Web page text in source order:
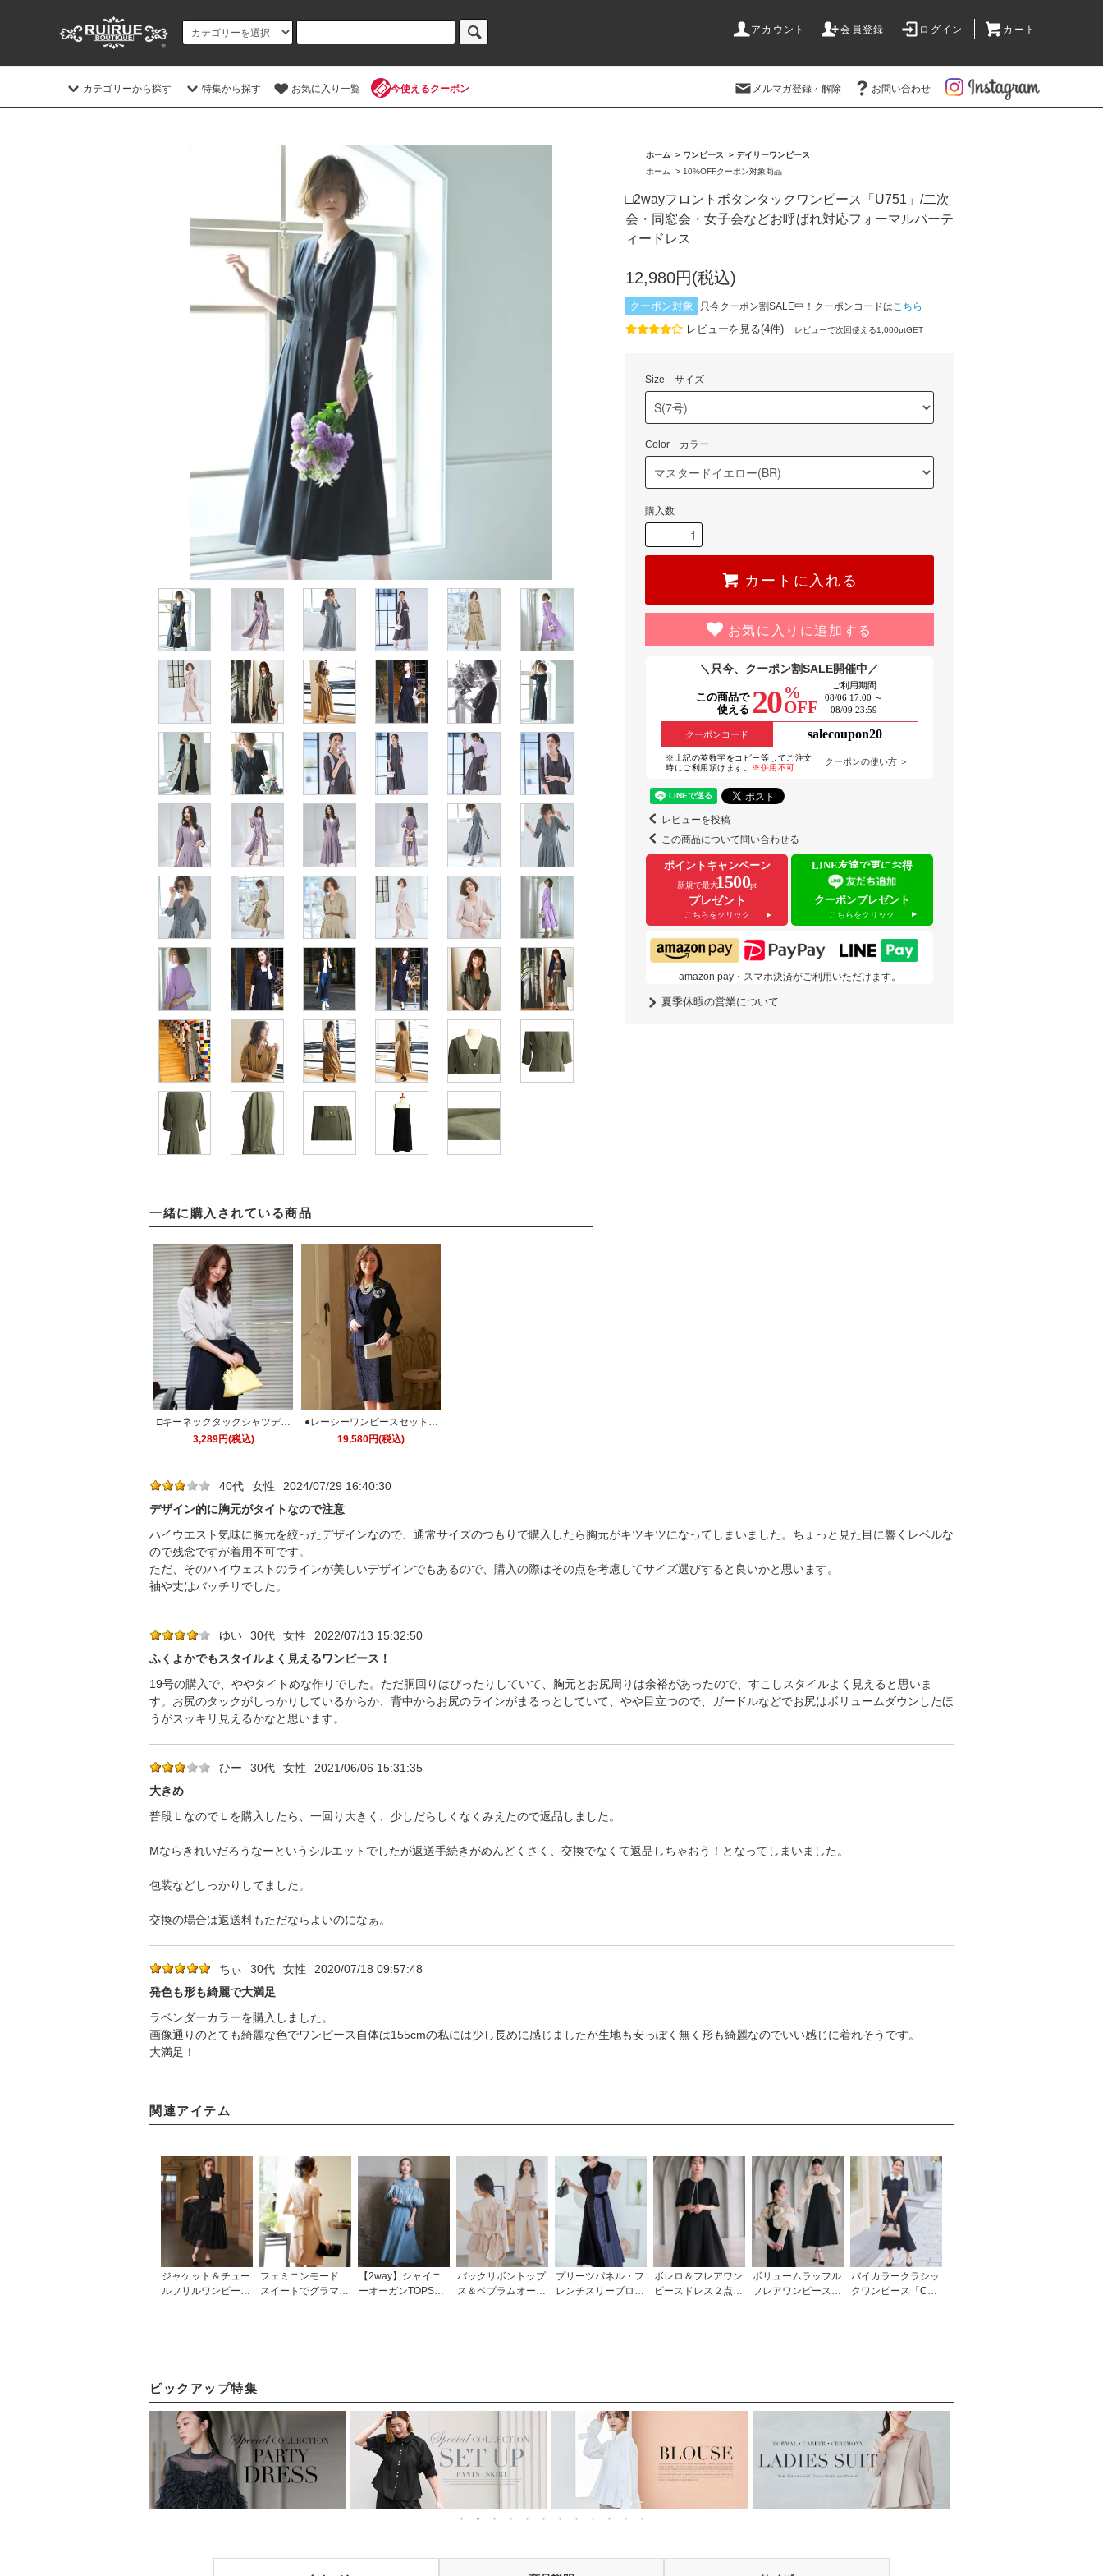
アカウント 会員登録 ログイン カート
カテゴリーから探す 特集から探す お気に入り一覧 今使えるクーポン メルマガ登録・解除 お問い合わせ
一緒に購入されている商品
□キーネックタックシャツデザ
イントップスブラウス「T74
3,289円(税込)
●レーシーワンピースセットア
ップスーツ「SU651」/セレモ
19,580円(税込)
ホーム > ワンピース > デイリーワンピース
ホーム
> 10%OFFクーポン対象商品
□2wayフロントボタンタックワンピース「U751」/二次
会・同窓会・女子会などお呼ばれ対応フォーマルパーテ
ィードレス
12,980円(税込)
クーポン対象 只今クーポン割SALE中！クーポンコードはこちら
レビューを見る(4件) レビューで次回使える1,000ptGET
Size サイズ
Color カラー
購入数
カートに入れる
お気に入りに追加する
＼只今、クーポン割SALE開催中／
この商品で
使える 20 %
OFF
ご利用期間
08/06 17:00 ～
08/09 23:59
クーポンコード salecoupon20
※上記の英数字をコピー等してご注文
時にご利用頂けます。 ※併用不可
クーポンの使い方 ＞
レビューを投稿
この商品について問い合わせる
ポイントキャンペーン
新規で最大1500pt
プレゼント
こちらをクリック
LINE友達で更にお得
クーポンプレゼント
こちらをクリック
amazon pay・スマホ決済がご利用いただけます。
夏季休暇の営業について
40代 女性
2024/07/29 16:40:30
デザイン的に胸元がタイトなので注意
ハイウエスト気味に胸元を絞ったデザインなので、通常サイズのつもりで購入したら胸元がキツキツになってしまいました。ちょっと見た目に響くレベルな
ので残念ですが着用不可です。
ただ、そのハイウェストのラインが美しいデザインでもあるので、購入の際はその点を考慮してサイズ選びすると良いかと思います。
袖や丈はバッチリでした。
ゆい 30代 女性
2022/07/13 15:32:50
ふくよかでもスタイルよく見えるワンピース！
19号の購入で、ややタイトめな作りでした。ただ胴回りはぴったりしていて、胸元とお尻周りは余裕があったので、すこしスタイルよく見えると思いま
す。お尻のタックがしっかりしているからか、背中からお尻のラインがまるっとしていて、やや目立つので、ガードルなどでお尻はボリュームダウンしたほ
うがスッキリ見えるかなと思います。
ひー 30代 女性
2021/06/06 15:31:35
大きめ
普段ＬなのでＬを購入したら、一回り大きく、少しだらしくなくみえたので返品しました。
Mならきれいだろうなーというシルエットでしたが返送手続きがめんどくさく、交換でなくて返品しちゃおう！となってしまいました。
包装などしっかりしてました。
交換の場合は返送料もただならよいのになぁ。
ちぃ 30代 女性
2020/07/18 09:57:48
発色も形も綺麗で大満足
ラベンダーカラーを購入しました。
画像通りのとても綺麗な色でワンピース自体は155cmの私には少し長めに感じましたが生地も安っぽく無く形も綺麗なのでいい感じに着れそうです。
大満足！
関連アイテム
ジャケット＆チュー
ルフリルワンピース
フェミニンモード
スイートでグラマラ
【2way】シャイニ
ーオーガンTOPS＆
バックリボントップ
ス＆ペプラムオール
プリーツパネル・フ
レンチスリーブロン
ボレロ＆フレアワン
ピースドレス２点セ
ボリュームラッフル
フレアワンピースド
バイカラークラシッ
クワンピース「CU1
ピックアップ特集